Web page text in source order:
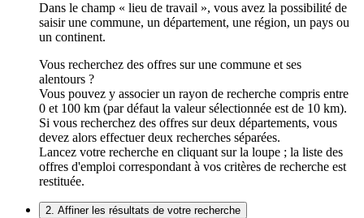
Dans le champ « lieu de travail », vous avez la possibilité de
saisir une commune, un département, une région, un pays ou
un continent.
Vous recherchez des offres sur une commune et ses
alentours ?
Vous pouvez y associer un rayon de recherche compris entre
0 et 100 km (par défaut la valeur sélectionnée est de 10 km).
Si vous recherchez des offres sur deux départements, vous
devez alors effectuer deux recherches séparées.
Lancez votre recherche en cliquant sur la loupe ; la liste des
offres d'emploi correspondant à vos critères de recherche est
restituée.
2. Affiner les résultats de votre recherche